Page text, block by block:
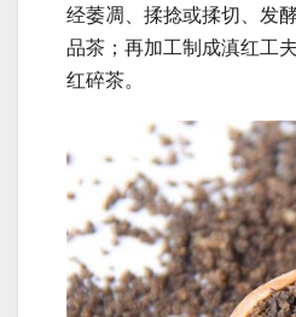
经萎凋、揉捻或揉切、发
品茶；再加工制成滇红工
红碎茶。